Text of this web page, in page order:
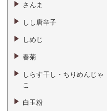
さんま
しし唐辛子
しめじ
春菊
しらす干し・ちりめんじゃ
こ
白玉粉